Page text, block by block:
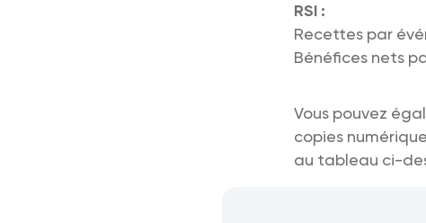
RSI :
Recettes par
Bénéfices nets
Vous pouvez
copies
au tableau ci-